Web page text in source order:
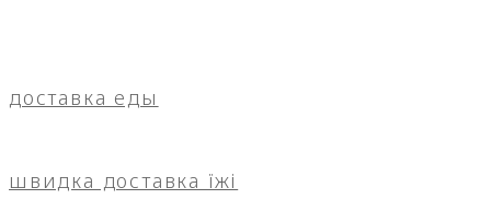
доставка еды
швидка доставка їжі